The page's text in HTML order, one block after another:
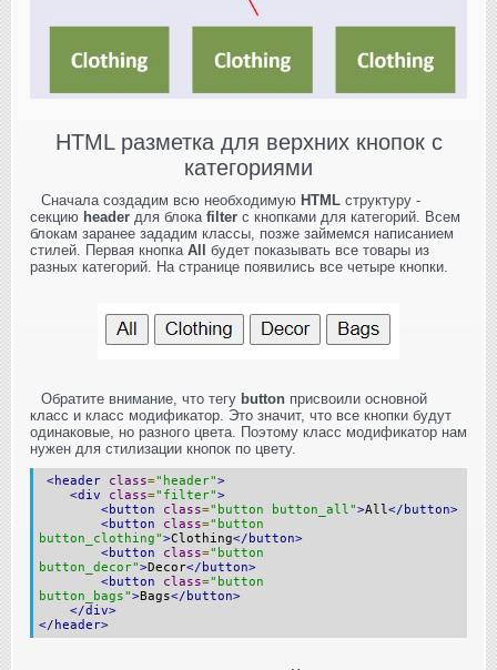
HTML разметка для верхних кнопок с
категориями
Сначала создадим всю необходимую HTML структуру -
секцию header для блока filter c кнопками для категорий. Всем
блокам заранее зададим классы, позже займемся написанием
стилей. Первая кнопка All
будет показывать все товары из
разных категорий. На странице появились все четыре кнопки.
Обратите внимание, что тегу button присвоили основной
класс и класс модификатор. Это значит, что все кнопки будут
одинаковые, но разного цвета. Поэтому класс модификатор нам
нужен для стилизации кнопок по цвету.
<header class="header">
<div
class="filter">
<button
class="button button_all">All</button>
<button
class="button
button_clothing">Clothing</button>
<button
class="button
button_decor">Decor</button>
<button
class="button
button_bags">Bags</button>
</div>
</header>